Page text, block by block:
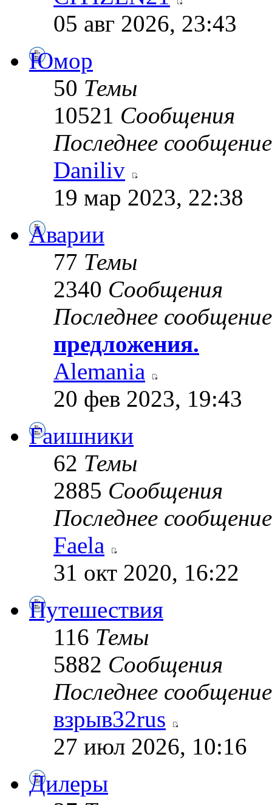
05 авг 2026, 23:43
Юмор
50 Темы
10521 Сообщения
Последнее сообщение
Daniliv
19 мар 2023, 22:38
Аварии
77 Темы
2340 Сообщения
Последнее сообщение
предложения.
Alemania
20 фев 2023, 19:43
Гаишники
62 Темы
2885 Сообщения
Последнее сообщение
Faela
31 окт 2020, 16:22
Путешествия
116 Темы
5882 Сообщения
Последнее сообщение
взрыв32rus
27 июл 2026, 10:16
Дилеры